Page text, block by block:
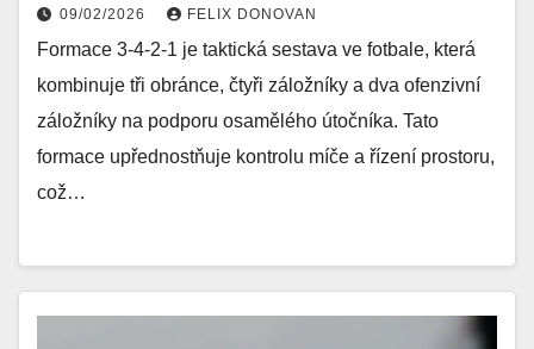
09/02/2026 FELIX DONOVAN
Formace 3-4-2-1 je taktická sestava ve fotbale, která
kombinuje tři obránce, čtyři záložníky a dva ofenzivní
záložníky na podporu osamělého útočníka. Tato
formace upřednostňuje kontrolu míče a řízení prostoru,
což…